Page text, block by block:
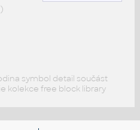
symbol detail součást
kolekce free block library